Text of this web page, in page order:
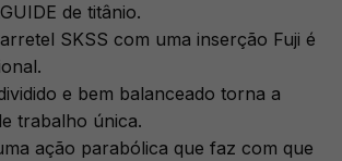
de titânio.
SKSS com uma inserção Fuji é
e bem balanceado torna a
trabalho única.
ação parabólica que faz com que